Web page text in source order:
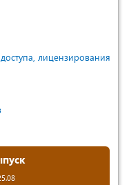
лицензирования